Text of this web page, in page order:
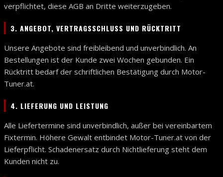
verpflichtet, diese AGB an Dritte weiterzugeben.
3. ANGEBOT, VERTRAGSSCHLUSS UND RÜCKTRITT
Unsere Angebote sind freibleibend und unverbindlich. An
Bestellungen ist der Kunde zwei Wochen gebunden. Ein
Rücktritt bedarf der schriftlichen Bestätigung durch Motor-
Tuner.at.
4. LIEFERUNG UND LEISTUNG
Alle Liefertermine sind unverbindlich, außer bei vereinbartem
Fixtermin. Höhere Gewalt entbindet Motor-Tuner.at von der
Lieferpflicht. Schadenersatz durch Nichtlieferung steht dem
Kunden nicht zu.